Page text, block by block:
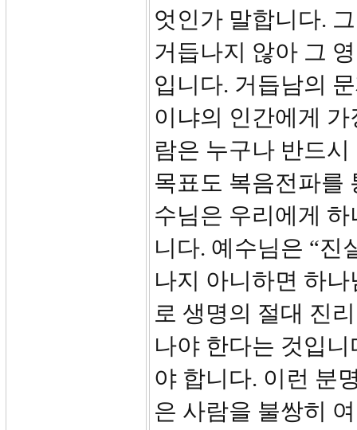
엇인가 말합니다.
거듭나지 않아 그
입니다. 거듭남의
이냐의 인간에게
람은 누구나 반드
목표도 복음전파를
수님은 우리에게
니다. 예수님은 “진
나지 아니하면 하
로 생명의 절대 진
나야 한다는 것입
야 합니다. 이런 분
은 사람을 불쌍히